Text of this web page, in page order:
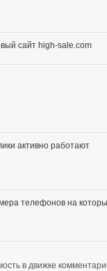
сайт high-sale.com
активно работают
телефонов на
в движке